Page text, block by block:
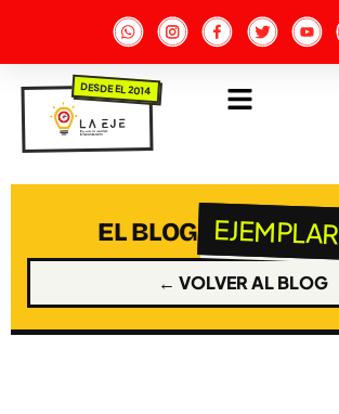
DESDE EL 2014
← VOLVER AL BLOG
EL BLOG EJEMPLAR